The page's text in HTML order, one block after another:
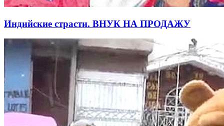
Индийские страсти. ВНУК НА ПРОДАЖУ